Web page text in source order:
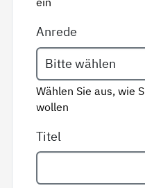
Anrede
Wählen Sie aus, wie
wollen
Titel